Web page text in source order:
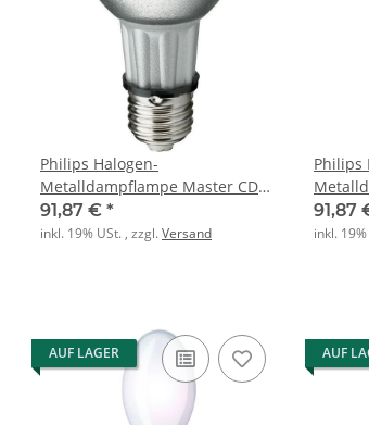
Philips Halogen-
Metalldampflampe Master CDM-
R Elite 35W 930 E27 PAR20 30D
91,87 € *
inkl. 19% USt. , zzgl.Versand
Philips
R Elite
91,87
inkl.
AUF LAGER AUF